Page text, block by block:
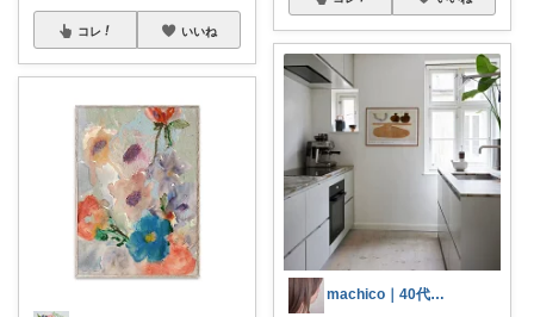
コレ いいね
machico｜40代 転勤族パート主婦